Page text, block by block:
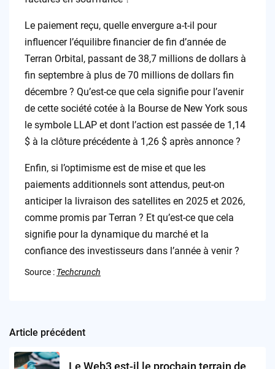
Le paiement reçu, quelle envergure a-t-il pour
influencer l’équilibre financier de fin d’année de
Terran Orbital, passant de 38,7 millions de dollars à
fin septembre à plus de 70 millions de dollars fin
décembre ? Qu’est-ce que cela signifie pour l’avenir
de cette société cotée à la Bourse de New York sous
le symbole LLAP et dont l’action est passée de 1,14
$ à la clôture précédente à 1,26 $ après annonce ?
Enfin, si l’optimisme est de mise et que les
paiements additionnels sont attendus, peut-on
anticiper la livraison des satellites en 2025 et 2026,
comme promis par Terran ? Et qu’est-ce que cela
signifie pour la dynamique du marché et la
confiance des investisseurs dans l’année à venir ?
Source : Techcrunch
Post
navigation
Article précédent